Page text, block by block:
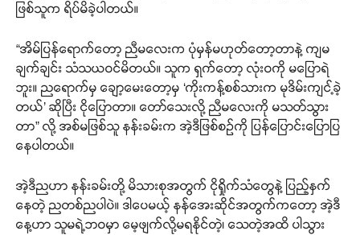
ဖြစ်သူက ရိပ်မိခဲ့ပါတယ်။
“အိမ်ပြန်ရောက်တော့ ညီမလေးက ပုံမှန်မဟုတ်တော့တာနဲ့ ကျမ
ချက်ချင်း သံသယဝင်မိတယ်။ သူက ရှက်တော့ လုံးဝကို မပြောရဲ
ဘူး။ ညရောက်မှ ချော့မေးတော့မှ ‘ကိုးကန့်စစ်သားက မုဒိမ်းကျင့်ခဲ့
တယ်’ ဆိုပြီး ငိုပြောတာ။ တော်သေးလို့ ညီမလေးကို မသတ်သွား
တာ” လို့ အစ်မဖြစ်သူ နန်းခမ်းက အဲ့ဒီဖြစ်စဉ်ကို ပြန်ပြောင်းပြောပြ
နေပါတယ်။
အဲ့ဒီညဟာ နန်းခမ်းတို့ မိသားစုအတွက် ငိုရှိုက်သံတွေနဲ့ ပြည့်နှက်
နေတဲ့ ညတစ်ညပါပဲ။ ဒါပေမယ့် နန်အေးဆိုင်အတွက်ကတော့ အဲ့ဒီ
နေ့ဟာ သူမရဲ့ဘဝမှာ မေ့ဖျက်လို့မရနိုင်တဲ့၊ သေတဲ့အထိ ပါသွား